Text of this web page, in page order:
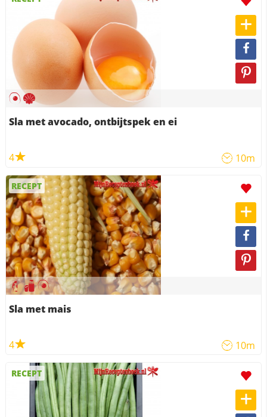
Sla met avocado, ontbijtspek en ei
4 10m
RECEPT
Sla met mais
4 10m
RECEPT